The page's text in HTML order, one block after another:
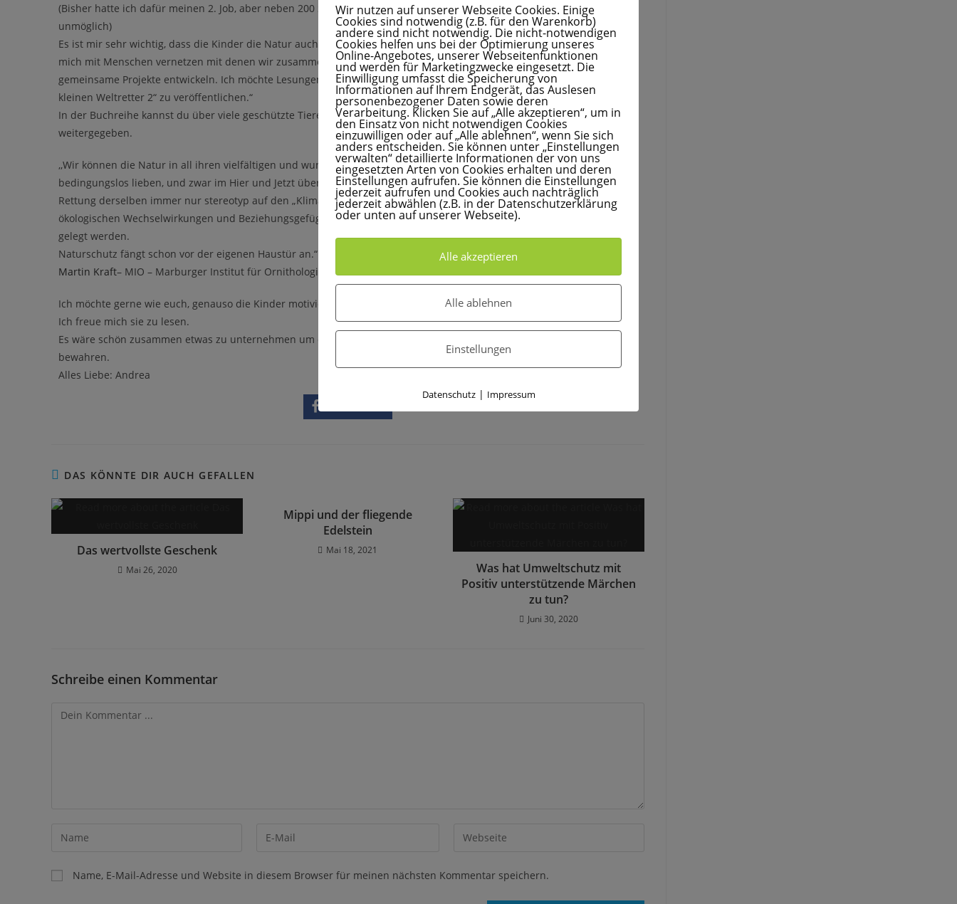
(Bisher hatte ich dafür meinen 2. Job, aber neben 200 Stunden im Monat an diesem Projekt noch effektiv zu arbeiten ist
unmöglich)
Es ist mir sehr wichtig, dass die Kinder die Natur auch erleben und ein umfangreiches Wissen bekommen. Ich möchte
mich mit Menschen vernetzen mit denen wir zusammenarbeiten und uns gegenseitig unterstützen können oder
gemeinsame Projekte entwickeln. Ich möchte Lesungen, Lernstunden und Camps ins Leben zu rufen, das Buch ,,Der
kleinen Weltretter 2“ zu veröffentlichen.“
In der Buchreihe kannst du über viele geschützte Tiere lesen und es werden wichtige menschliche Werte
weitergegeben.
,,Wir können die Natur in all ihren vielfältigen und wunderbaren Facetten nur dann wirkungsvoll schützen, wenn wir sie
bedingungslos lieben, und zwar im Hier und Jetzt überall auf unserem Planeten. Wenn aber Zukunftsmodelle zur
Rettung derselben immer nur stereotyp auf den „Klimaschutz“ gelenkt werden, dann haben wir die komplexen
ökologischen Wechselwirkungen und Beziehungsgefüge nicht verstanden, denn der Fokus muss auf den Naturschutz
gelegt werden.
Naturschutz fängt schon vor der eigenen Haustür an.“
Martin Kraft– MIO – Marburger Institut für Ornithologie und Ökologie
Ich möchte gerne wie euch, genauso die Kinder motivieren. Ihr könnt immer eure Ideen mitteilen.
Ich freue mich sie zu lesen.
Es wäre schön zusammen etwas zu unternehmen um diesen Wunderbaren Planeten unsren Kindern weiter so schön zu
bewahren.
Alles Liebe: Andrea
DAS KÖNNTE DIR AUCH GEFALLEN
Das wertvollste Geschenk
Mai 26, 2020
Mippi und der fliegende
Edelstein
Mai 18, 2021
Was hat Umweltschutz mit
Positiv unterstützende Märchen
zu tun?
Juni 30, 2020
Schreibe einen Kommentar
Name, E-Mail-Adresse und Website in diesem Browser für meinen nächsten Kommentar speichern.
Wir nutzen auf unserer Webseite Cookies. Einige
Cookies sind notwendig (z.B. für den Warenkorb)
andere sind nicht notwendig. Die nicht-notwendigen
Cookies helfen uns bei der Optimierung unseres
Online-Angebotes, unserer Webseitenfunktionen
und werden für Marketingzwecke eingesetzt. Die
Einwilligung umfasst die Speicherung von
Informationen auf Ihrem Endgerät, das Auslesen
personenbezogener Daten sowie deren
Verarbeitung. Klicken Sie auf „Alle akzeptieren“, um in
den Einsatz von nicht notwendigen Cookies
einzuwilligen oder auf „Alle ablehnen“, wenn Sie sich
anders entscheiden. Sie können unter „Einstellungen
verwalten“ detaillierte Informationen der von uns
eingesetzten Arten von Cookies erhalten und deren
Einstellungen aufrufen. Sie können die Einstellungen
jederzeit aufrufen und Cookies auch nachträglich
jederzeit abwählen (z.B. in der Datenschutzerklärung
oder unten auf unserer Webseite).
Alle akzeptieren
Alle ablehnen
Einstellungen
Datenschutz| Impressum